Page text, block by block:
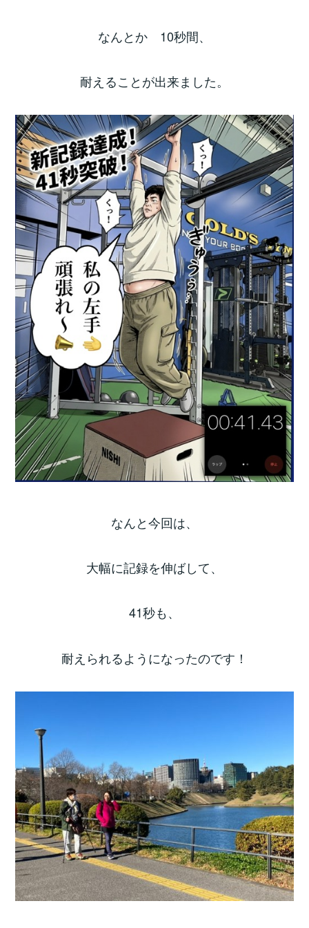
なんとか 10秒間、
耐えることが出来ました。
なんと今回は、
大幅に記録を伸ばして、
41秒も、
耐えられるようになったのです！